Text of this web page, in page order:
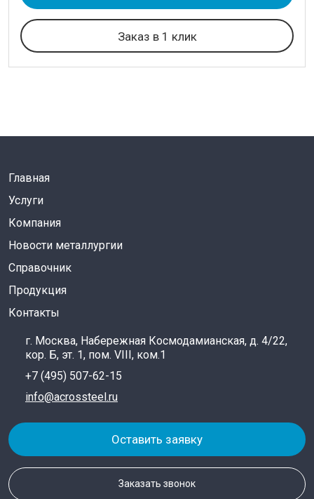
Заказ в 1 клик
Главная
Услуги
Компания
Новости металлургии
Справочник
Продукция
Контакты
г. Москва, Набережная Космодамианская, д. 4/22,
кор. Б, эт. 1, пом. VIII, ком.1
+7 (495) 507-62-15
info@acrossteel.ru
Оставить заявку
Заказать звонок